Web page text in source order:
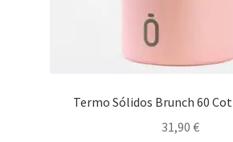
Termo Sólidos Brunch 60
31,90 €